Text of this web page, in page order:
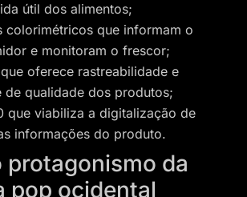
útil dos alimentos;
colorimétricos que informam o
e monitoram o frescor;
oferece rastreabilidade e
de qualidade dos produtos;
que viabiliza a digitalização de
informações do produto.
protagonismo da
pop ocidental